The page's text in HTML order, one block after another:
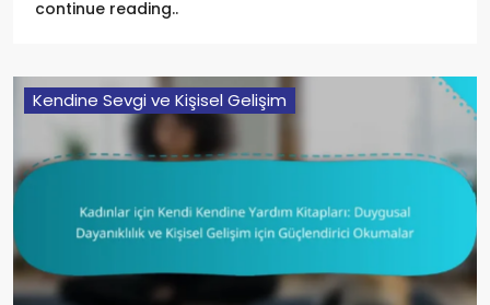
continue reading..
Kendine Sevgi ve Kişisel Gelişim